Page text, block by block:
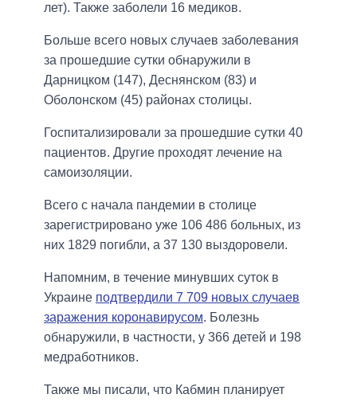
лет). Также заболели 16 медиков.
Больше всего новых случаев заболевания
за прошедшие сутки обнаружили в
Дарницком (147), Деснянском (83) и
Оболонском (45) районах столицы.
Госпитализировали за прошедшие сутки 40
пациентов. Другие проходят лечение на
самоизоляции.
Всего с начала пандемии в столице
зарегистрировано уже 106 486 больных, из
них 1829 погибли, а 37 130 выздоровели.
Напомним, в течение минувших суток в
Украине подтвердили 7 709 новых случаев
заражения коронавирусом. Болезнь
обнаружили, в частности, у 366 детей и 198
медработников.
Также мы писали, что Кабмин планирует